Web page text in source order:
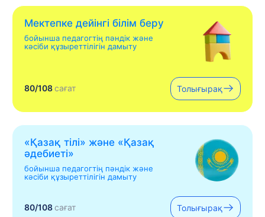
Мектепке дейінгі білім беру
бойынша педагогтің пәндік және
кәсіби құзыреттілігін дамыту
80/108сағат Толығырақ
«Қазақ тілі» жəне «Қазақ
əдебиеті»
бойынша педагогтің пәндік және
кәсіби құзыреттілігін дамыту
80/108сағат Толығырақ